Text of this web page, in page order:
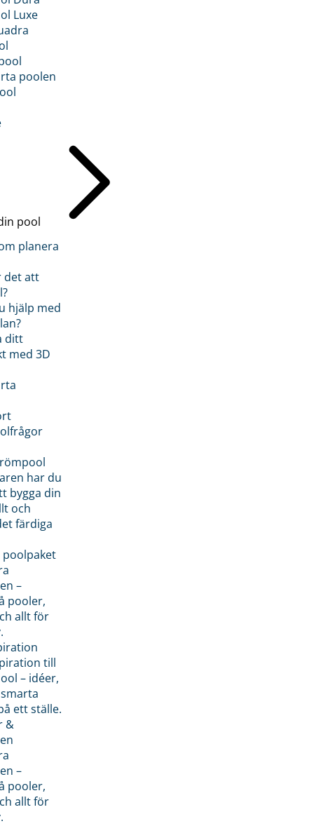
Luxe
poolen
pool
planera
det att
hjälp med
ditt
med 3D
har du
bygga din
och
färdiga
–
pooler,
allt för
till
– idéer,
ett ställe.
&
–
pooler,
allt för